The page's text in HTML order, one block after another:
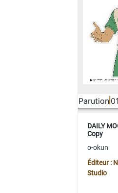
Parution
DAILY
Copy
o-okun
Éditeur :
Studio